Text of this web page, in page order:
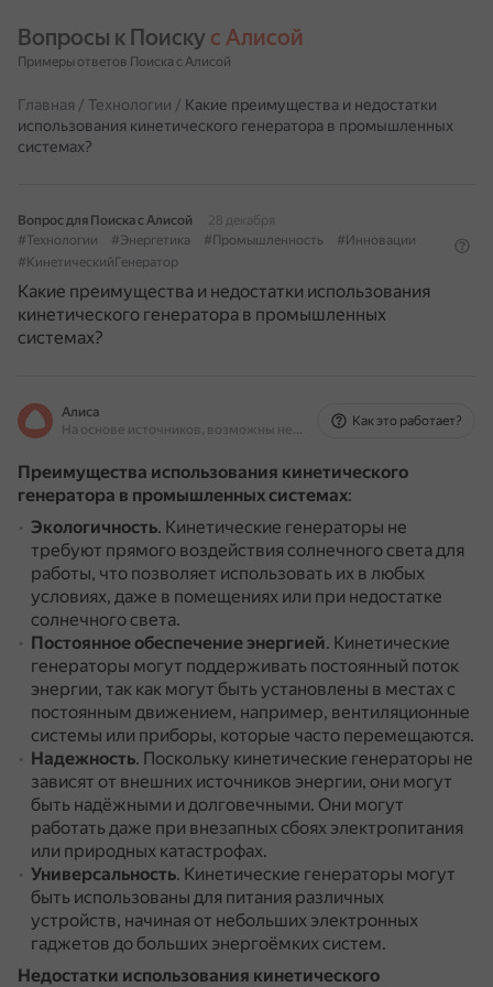
Вопросы к Поиску с Алисой
Примеры ответов Поиска с Алисой
Главная / Технологии / Какие преимущества и недостатки
использования кинетического генератора в промышленных
системах?
Вопрос для Поиска с Алисой
28 декабря
#Технологии
#Энергетика #Промышленность
#Инновации
#КинетическийГенератор
Какие преимущества и недостатки использования
кинетического генератора в промышленных
системах?
Алиса
На основе источников, возможны неточности
Как это работает?
Преимущества использования кинетического
генератора в промышленных системах:
Экологичность. Кинетические генераторы не
требуют прямого воздействия солнечного света для
работы, что позволяет использовать их в любых
условиях, даже в помещениях или при недостатке
солнечного света.
Постоянное обеспечение энергией. Кинетические
генераторы могут поддерживать постоянный поток
энергии, так как могут быть установлены в местах с
постоянным движением, например, вентиляционные
системы или приборы, которые часто перемещаются.
Надежность. Поскольку кинетические генераторы не
зависят от внешних источников энергии, они могут
быть надёжными и долговечными. Они могут
работать даже при внезапных сбоях электропитания
или природных катастрофах.
Универсальность. Кинетические генераторы могут
быть использованы для питания различных
устройств, начиная от небольших электронных
гаджетов до больших энергоёмких систем.
Недостатки использования кинетического